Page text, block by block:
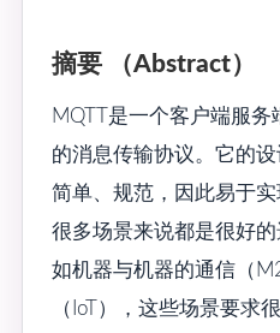
摘要 （Abstract）
MQTT是一个客户端服
的消息传输协议。它的设
简单、规范，因此易于
很多场景来说都是很好
如机器与机器的通信（
（IoT），这些场景要求